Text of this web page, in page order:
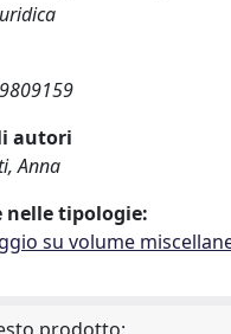
autori
Anna
nelle tipologie:
su volume